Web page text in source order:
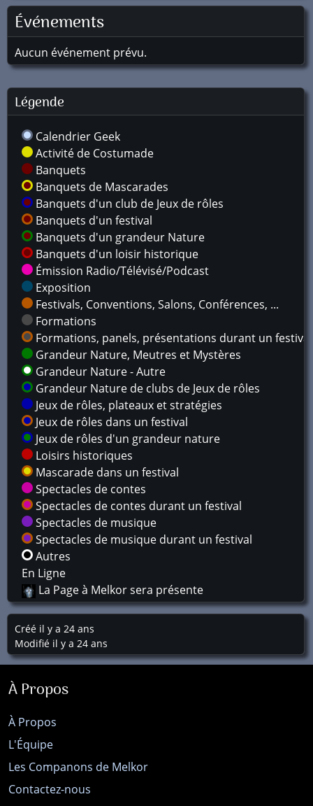
Événements
Aucun événement prévu.
Légende
Calendrier Geek
Activité de Costumade
Banquets
Banquets de Mascarades
Banquets d'un club de Jeux de rôles
Banquets d'un festival
Banquets d'un grandeur Nature
Banquets d'un loisir historique
Émission Radio/Télévisé/Podcast
Exposition
Festivals, Conventions, Salons, Conférences, ...
Formations
Formations, panels, présentations durant un festival
Grandeur Nature, Meutres et Mystères
Grandeur Nature - Autre
Grandeur Nature de clubs de Jeux de rôles
Jeux de rôles, plateaux et stratégies
Jeux de rôles dans un festival
Jeux de rôles d'un grandeur nature
Loisirs historiques
Mascarade dans un festival
Spectacles de contes
Spectacles de contes durant un festival
Spectacles de musique
Spectacles de musique durant un festival
Autres
En Ligne
La Page à Melkor sera présente
Créé il y a 24 ans
Modifié il y a 24 ans
À Propos
À Propos
L'Équipe
Les Companons de Melkor
Contactez-nous